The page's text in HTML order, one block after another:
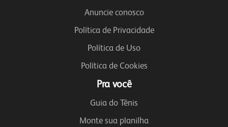
Anuncie conosco
Política de Privacidade
Política de Uso
Política de Cookies
Pra você
Guia do Tênis
Monte sua planilha